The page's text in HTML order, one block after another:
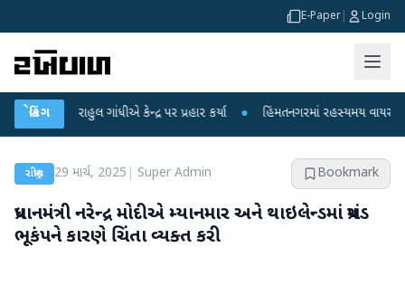
E-Paper Login
બ્રેકિંગ
પર રાહુલ ગાંધીએ કેન્દ્ર પર પ્રહાર કર્યા ● હિંમતનગરમાં રહસ્યમય વાયરસ કે
રાષ્ટ્રીય 29 માર્ચ, 2025 Super Admin Bookmark
પ્રધાનમંત્રી નરેન્દ્ર મોદીએ મ્યાનમાર અને થાઇલેન્ડમાં પ્રચંડ
ભૂકંપને કારણે ચિંતા વ્યક્ત કરી